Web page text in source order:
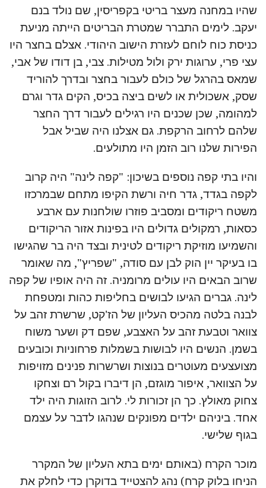
שהיו במחנה מעצר בריטי בקפריסין, שם נולד בנם
יעקב. לימים התברר שמטרת הבריטים הייתה מניעת
כניסת כוח לוחם לעזרת הישוב היהודי. אצלם בחצר היו
עצי פרי, ערוגות ירק ולול מטילות. צבי, בן דודו של אבי,
שמאס בהרגל של כולם לעבור בחצר ובדרך להוריד
שסק, אשכולית או לשים ביצה בכיס, הקים גדר וגרם
למהומה, שכן שכנים היו רגילים לעבור דרך החצר
שלהם לרחוב הרקפת. גם אצלנו היה שביל אבל
הפירות שלנו רוב הזמן היו מתולעים.
והיו בתי קפה נוספים בשיכון: "קפה לינה" היה קרוב
לקפה בגדד, גדר חיה ורשת הקיפו מתחם שבמרכזו
משטח ריקודים ומסביב פוזרו שולחנות עם ארבע
כסאות, רמקולים גדולים היו בפינות אזור הריקודים
והשמיעו מוזיקת ריקודים לטינית ובצד היה בר שהגישו
בו בעיקר יין הוק לבן עם סודה, "שפריץ", מה שאומר
שרוב הבאים היו עולים מרומניה. זה היה אופיו של קפה
לינה. גברים הגיעו לבושים בחליפות כהות ומטפחת
לבנה בלטה מהכיס העליון של הז'קט, שרשרת זהב על
צוואר וטבעת זהב על האצבע, שפם דק ושער משוח
בשמן. הנשים היו לבושות בשמלות פרחוניות וכובעים
מצועצעים מעוטרים בנוצות ושרשרות פנינים מזויפות
על הצוואר, איפור מוגזם, הן דיברו בקול רם וצחקו
צחוק מאולץ. כך הן זכורות לי. לרוב הזוגות היה ילד
אחד. ביניהם ילדים מפונקים שנהגו לדבר על עצמם
בגוף שלישי.
מוכר הקרח (באותם ימים בתא העליון של המקרר
הניחו בלוק קרח) נהג להצטייד בדוקרן כדי לחלק את